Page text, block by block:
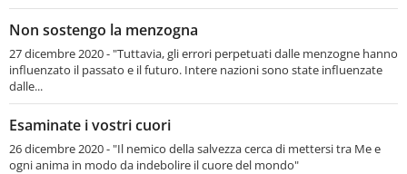
Non sostengo la menzogna
27 dicembre 2020 - "Tuttavia, gli errori perpetuati dalle menzogne hanno
influenzato il passato e il futuro. Intere nazioni sono state influenzate
dalle...
Esaminate i vostri cuori
26 dicembre 2020 - "Il nemico della salvezza cerca di mettersi tra Me e
ogni anima in modo da indebolire il cuore del mondo"